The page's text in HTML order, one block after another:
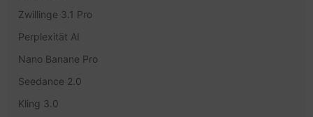
Zwillinge 3.1 Pro
Perplexität AI
Nano Banane Pro
Seedance 2.0
Kling 3.0